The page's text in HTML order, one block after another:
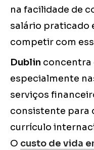
na facilidade de
salário praticado
competir com
Dublin concentra
especialmente
serviços
consistente para
currículo
O custo de vida